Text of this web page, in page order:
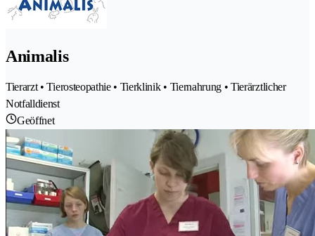
Animalis
Tierarzt • Tierosteopathie • Tierklinik • Tiernahrung • Tierärztlicher
Notfalldienst
Geöffnet